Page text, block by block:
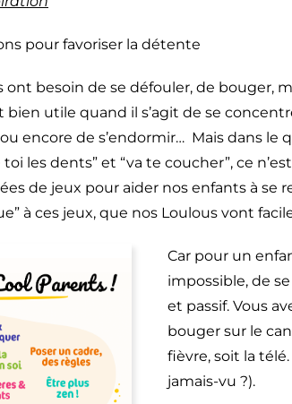
pour favoriser la détente
ont besoin de se défouler, de bouger,
utile quand il s’agit de se
encore de s’endormir… Mais dans le
toi les dents” et “va te coucher”, ce
de jeux pour aider nos enfants à se
à ces jeux, que nos Loulous vont
Car pour un
impossible, de
et passif. Vous
bouger sur le
fièvre, soit la
jamais-vu ?).